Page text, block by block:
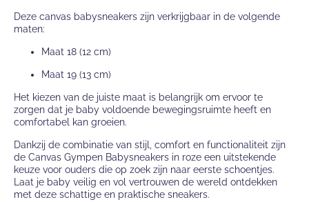
Deze canvas babysneakers zijn verkrijgbaar in de volgende
maten:
Maat 18 (12 cm)
Maat 19 (13 cm)
Het kiezen van de juiste maat is belangrijk om ervoor te
zorgen dat je baby voldoende bewegingsruimte heeft en
comfortabel kan groeien.
Dankzij de combinatie van stijl, comfort en functionaliteit zijn
de Canvas Gympen Babysneakers in roze een uitstekende
keuze voor ouders die op zoek zijn naar eerste schoentjes.
Laat je baby veilig en vol vertrouwen de wereld ontdekken
met deze schattige en praktische sneakers.